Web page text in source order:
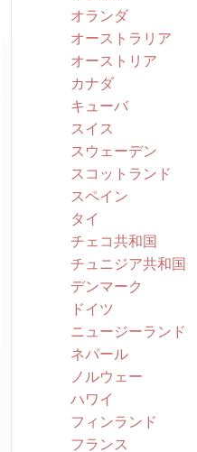
オランダ
オーストラリア
オーストリア
カナダ
キューバ
スイス
スウェーデン
スコットランド
スペイン
タイ
チェコ共和国
チュニジア共和国
デンマーク
ドイツ
ニュージーランド
ネパール
ノルウェー
ハワイ
フィンランド
フランス